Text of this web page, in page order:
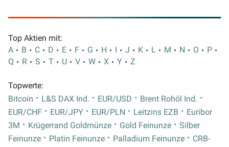
Top Aktien mit:
A
B C D E F G H I J K L M N O
P
Q
R S T U V W X Y Z
Topwerte:
Bitcoin
L&S DAX Ind. EUR/USD
Brent Rohöl Ind.
EUR/CHF
EUR/JPY EUR/PLN Leitzins EZB
Euribor
3M
Krügerrand Goldmünze Gold Feinunze
Silber
Feinunze
Platin Feinunze Palladium Feinunze CRB-